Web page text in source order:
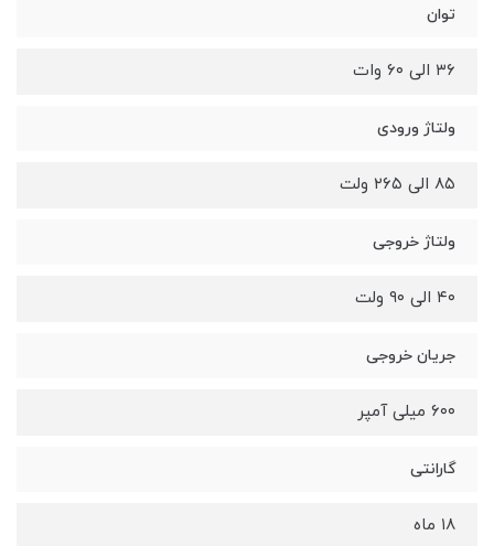
توان
۳۶ الی ۶۰ وات
ولتاژ ورودی
۸۵ الی ۲۶۵ ولت
ولتاژ خروجی
۴۰ الی ۹۰ ولت
جریان خروجی
۶۰۰ میلی آمپر
گارانتی
۱۸ ماه